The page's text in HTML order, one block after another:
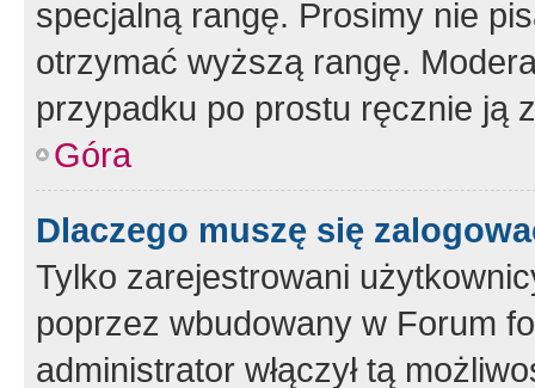
specjalną rangę. Prosimy nie
otrzymać wyższą rangę.
przypadku po prostu ręcznie ją
Góra
Dlaczego muszę się
Tylko zarejestrowani
poprzez wbudowany w Forum
administrator włączył tą